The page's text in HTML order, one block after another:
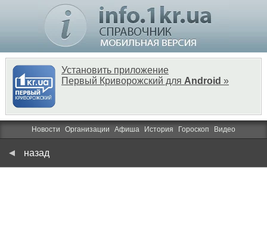
Установить приложение
Первый Криворожский для Android »
Новости Организации Афиша История Гороскоп Видео
назад